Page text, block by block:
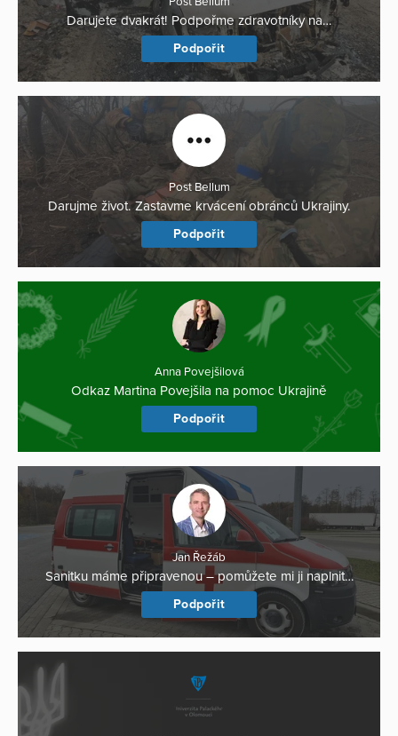
Darujete dvakrát! Podpořme zdravotníky na…
Podpořit
Post Bellum
Darujme život. Zastavme krvácení obránců Ukrajiny.
Podpořit
Anna Povejšilová
Odkaz Martina Povejšila na pomoc Ukrajině
Podpořit
Jan Řežáb
Sanitku máme připravenou – pomůžete mi ji naplnit…
Podpořit